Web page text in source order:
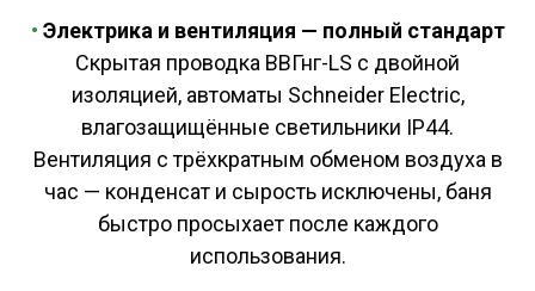
• Электрика и вентиляция — полный стандарт
Скрытая проводка ВВГнг-LS с двойной
изоляцией, автоматы Schneider Electric,
влагозащищённые светильники IP44.
Вентиляция с трёхкратным обменом воздуха в
час — конденсат и сырость исключены, баня
быстро просыхает после каждого
использования.